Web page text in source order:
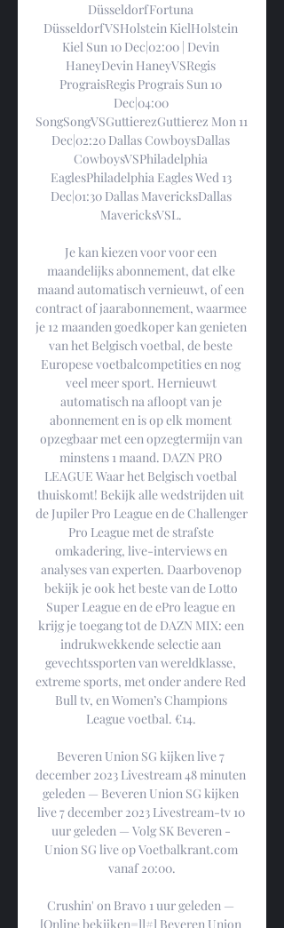
DüsseldorfFortuna
DüsseldorfVSHolstein KielHolstein
Kiel Sun 10 Dec|02:00 | Devin
HaneyDevin HaneyVSRegis
PrograisRegis Prograis Sun 10
Dec|04:00
SongSongVSGuttierezGuttierez Mon 11
Dec|02:20 Dallas CowboysDallas
CowboysVSPhiladelphia
EaglesPhiladelphia Eagles Wed 13
Dec|01:30 Dallas MavericksDallas
MavericksVSL.
Je kan kiezen voor voor een
maandelijks abonnement, dat elke
maand automatisch vernieuwt, of een
contract of jaarabonnement, waarmee
je 12 maanden goedkoper kan genieten
van het Belgisch voetbal, de beste
Europese voetbalcompetities en nog
veel meer sport. Hernieuwt
automatisch na afloopt van je
abonnement en is op elk moment
opzegbaar met een opzegtermijn van
minstens 1 maand. DAZN PRO
LEAGUE Waar het Belgisch voetbal
thuiskomt! Bekijk alle wedstrijden uit
de Jupiler Pro League en de Challenger
Pro League met de strafste
omkadering, live-interviews en
analyses van experten. Daarbovenop
bekijk je ook het beste van de Lotto
Super League en de ePro league en
krijg je toegang tot de DAZN MIX: een
indrukwekkende selectie aan
gevechtssporten van wereldklasse,
extreme sports, met onder andere Red
Bull tv, en Women’s Champions
League voetbal. €14.
Beveren Union SG kijken live 7
december 2023 Livestream 48 minuten
geleden — Beveren Union SG kijken
live 7 december 2023 Livestream-tv 10
uur geleden — Volg SK Beveren -
Union SG live op Voetbalkrant.com
vanaf 20:00.
Crushin' on Bravo 1 uur geleden —
[Online bekijken=]]#] Beveren Union